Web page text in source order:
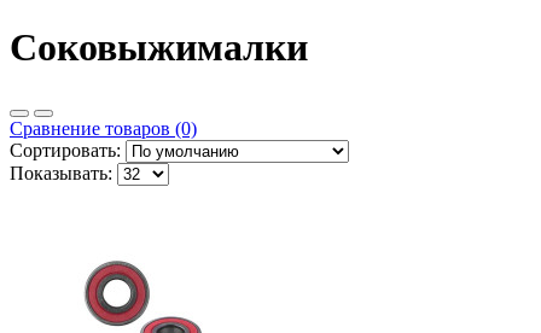
Соковыжималки
Сравнение товаров (0)
Сортировать:
Показывать: